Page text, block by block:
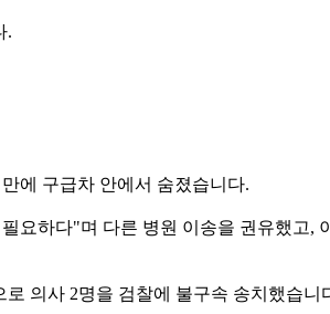
.
에 구급차 안에서 숨졌습니다.
요하다"며 다른 병원 이송을 권유했고,
의사 2명을 검찰에 불구속 송치했습니